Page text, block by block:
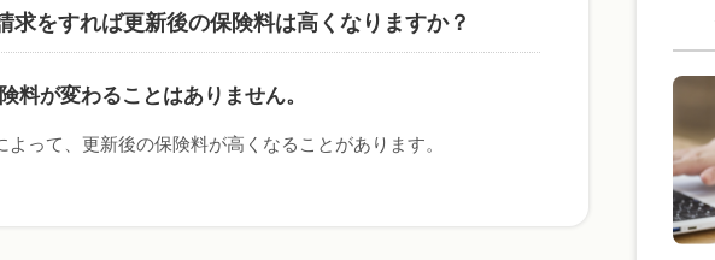
求をすれば更新後の保険料は高くなりますか？
料が変わることはありません。
って、更新後の保険料が高くなることがあります。